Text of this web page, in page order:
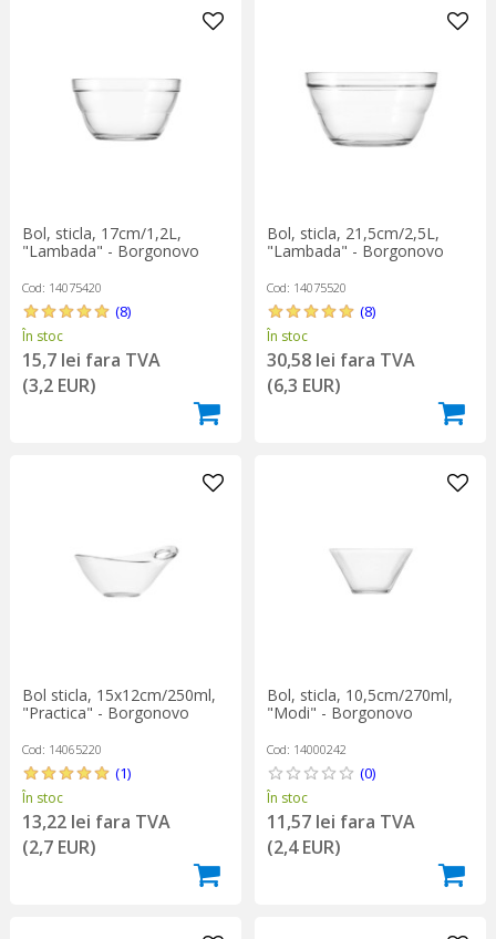
Bol, sticla, 17cm/1,2L,
"Lambada" - Borgonovo
Cod: 14075420
(8)
În stoc
15,7 lei fara TVA
(3,2 EUR)
Bol, sticla, 21,5cm/2,5L,
"Lambada" - Borgonovo
Cod: 14075520
(8)
În stoc
30,58 lei fara TVA
(6,3 EUR)
Bol sticla, 15x12cm/250ml,
"Practica" - Borgonovo
Cod: 14065220
(1)
În stoc
13,22 lei fara TVA
(2,7 EUR)
Bol, sticla, 10,5cm/270ml,
"Modi" - Borgonovo
Cod: 14000242
(0)
În stoc
11,57 lei fara TVA
(2,4 EUR)